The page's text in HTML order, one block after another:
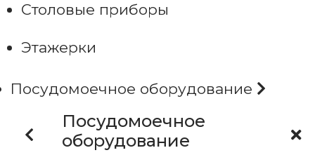
Столовые приборы
Этажерки
Посудомоечное оборудование
Посудомоечное
оборудование